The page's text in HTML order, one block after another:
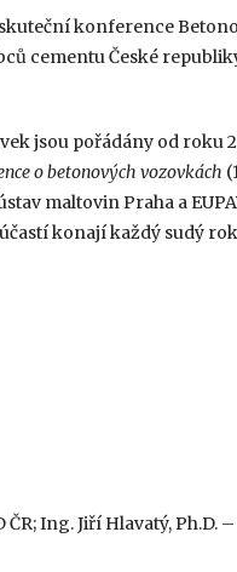
konference
cementu České
jsou pořádány od roku
o betonových vozovkách
maltovin Praha a
konají každý sudý
Ing. Jiří Hlavatý, Ph.D.